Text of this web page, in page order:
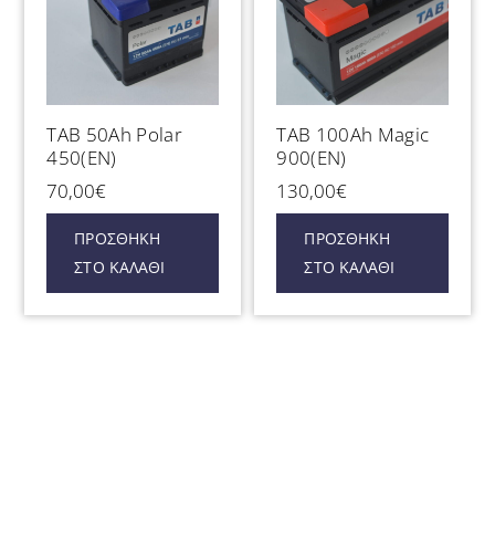
TAB 50Ah Polar
450(EN)
70,00€
ΠΡΟΣΘΉΚΗ
ΣΤΟ ΚΑΛΆΘΙ
TAB 100Ah Magic
900(EN)
130,00€
ΠΡΟΣΘΉΚΗ
ΣΤΟ ΚΑΛΆΘΙ